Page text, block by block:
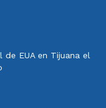
de EUA en Tijuana el